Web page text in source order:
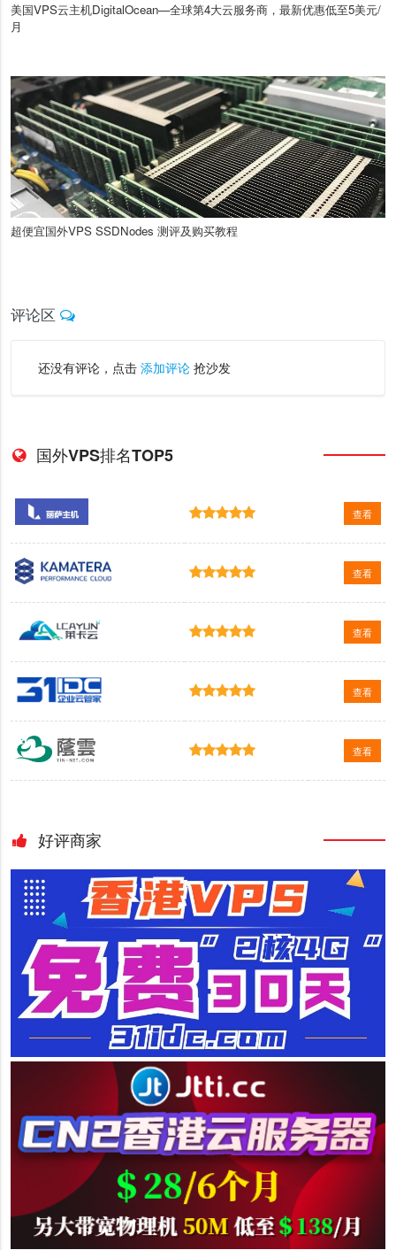
美国VPS云主机DigitalOcean—全球第4大云服务商，最新优惠低至5美元/
月
超便宜国外VPS SSDNodes 测评及购买教程
评论区
还没有评论，点击 添加评论抢沙发
国外VPS排名TOP5
查看
查看
查看
查看
查看
好评商家